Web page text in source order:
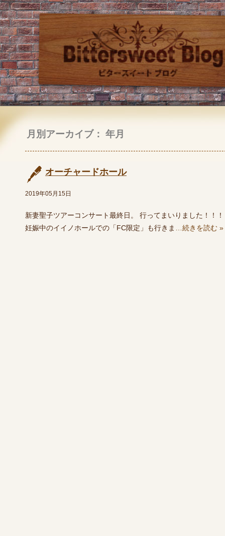
月別アーカイブ： 年月
オーチャードホール
2019年05月15日
新妻聖子ツアーコンサート最終日。 行ってまいりました！！
妊娠中のイイノホールでの「FC限定」も行きま
…続きを読む »